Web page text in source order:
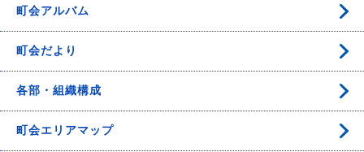
町会アルバム
町会だより
各部・組織構成
町会エリアマップ